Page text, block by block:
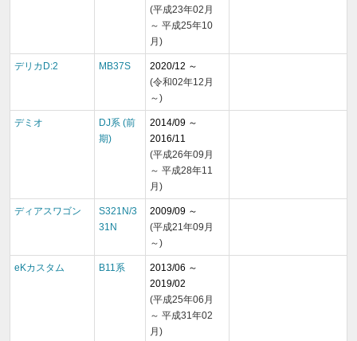
(平成23年02月
～ 平成25年10
月)
デリカD:2 MB37S
2020/12 ～
(令和02年12月
～)
デミオ
DJ系 (前
期)
2014/09 ～
2016/11
(平成26年09月
～ 平成28年11
月)
ディアスワゴン
S321N/3
31N
2009/09 ～
(平成21年09月
～)
eKカスタム B11系
2013/06 ～
2019/02
(平成25年06月
～ 平成31年02
月)